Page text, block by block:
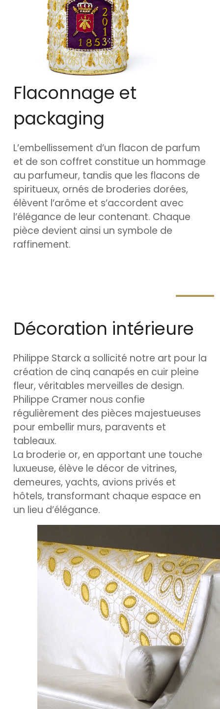
Flaconnage et
packaging
L’embellissement d’un flacon de parfum
et de son coffret constitue un hommage
au parfumeur, tandis que les flacons de
spiritueux, ornés de broderies dorées,
élèvent l’arôme et s’accordent avec
l’élégance de leur contenant. Chaque
pièce devient ainsi un symbole de
raffinement.
Décoration intérieure
Philippe Starck a sollicité notre art pour la
création de cinq canapés en cuir pleine
fleur, véritables merveilles de design.
Philippe Cramer nous confie
régulièrement des pièces majestueuses
pour embellir murs, paravents et
tableaux.
La broderie or, en apportant une touche
luxueuse, élève le décor de vitrines,
demeures, yachts, avions privés et
hôtels, transformant chaque espace en
un lieu d’élégance.